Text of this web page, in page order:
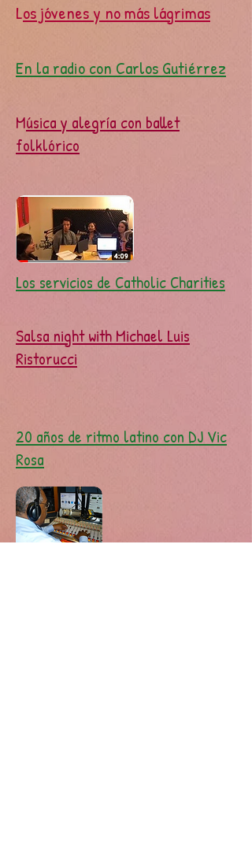
Los jóvenes y no más lágrimas
En la radio con Carlos Gutiérrez
Música y alegría con ballet
folklórico
Los servicios de Catholic Charities
Salsa night with Michael Luis
Ristorucci
20 años de ritmo latino con DJ Vic
Rosa